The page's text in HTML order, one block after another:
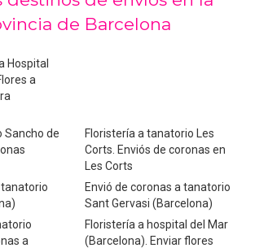
de Barcelona
Hospital
a
Sancho de
Floristería a tanatorio Les
Corts. Enviós de coronas en
Les Corts
tanatorio
Envió de coronas a tanatorio
Sant Gervasi (Barcelona)
a
Floristería a hospital del Mar
(Barcelona). Enviar flores